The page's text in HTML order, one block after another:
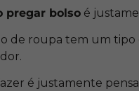
pregar bolso é
de roupa tem um tipo
é justamente